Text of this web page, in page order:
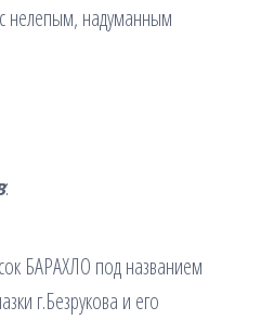
нелепым, надуманным
:
БАРАХЛО под названием
г.Безрукова и его